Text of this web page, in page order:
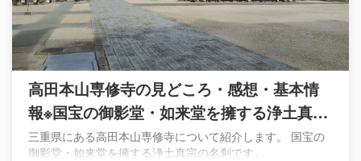
高田本山専修寺の見どころ・感想・基本情
報※国宝の御影堂・如来堂を擁する浄土真宗
の名刹
三重県にある高田本山専修寺について紹介します。 国宝の
御影堂・如来堂を擁する浄土真宗の名刹です。